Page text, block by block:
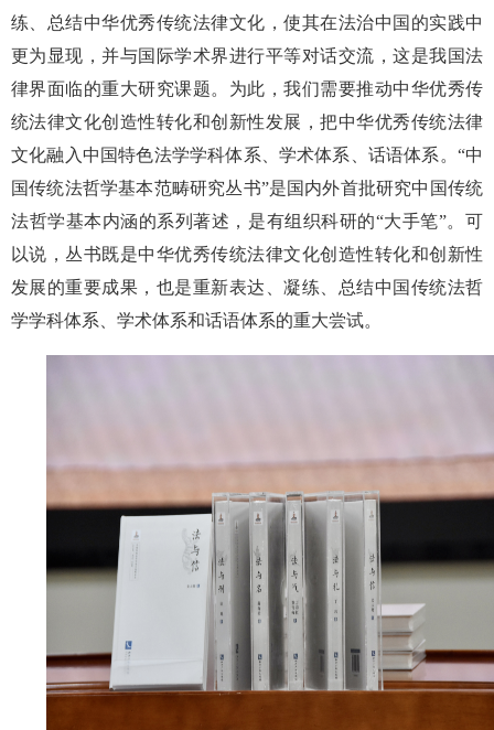
练、总结中华优秀传统法律文化，使其在法治中国的实践中
更为显现，并与国际学术界进行平等对话交流，这是我国法
律界面临的重大研究课题。为此，我们需要推动中华优秀传
统法律文化创造性转化和创新性发展，把中华优秀传统法律
文化融入中国特色法学学科体系、学术体系、话语体系。“中
国传统法哲学基本范畴研究丛书”是国内外首批研究中国传统
法哲学基本内涵的系列著述，是有组织科研的“大手笔”。可
以说，丛书既是中华优秀传统法律文化创造性转化和创新性
发展的重要成果，也是重新表达、凝练、总结中国传统法哲
学学科体系、学术体系和话语体系的重大尝试。